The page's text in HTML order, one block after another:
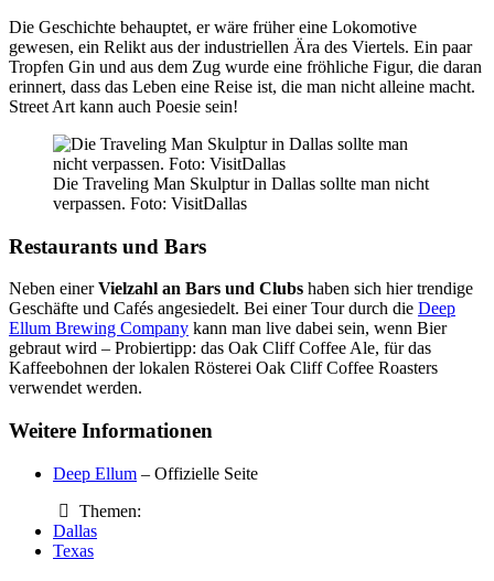
Die Geschichte behauptet, er wäre früher eine Lokomotive
gewesen, ein Relikt aus der industriellen Ära des Viertels. Ein paar
Tropfen Gin und aus dem Zug wurde eine fröhliche Figur, die daran
erinnert, dass das Leben eine Reise ist, die man nicht alleine macht.
Street Art kann auch Poesie sein!
Die Traveling Man Skulptur in Dallas sollte man nicht
verpassen. Foto: VisitDallas
Restaurants und Bars
Neben einerVielzahl an Bars und Clubs haben sich hier trendige
Geschäfte und Cafés angesiedelt. Bei einer Tour durch die Deep
Ellum Brewing Company kann man live dabei sein, wenn Bier
gebraut wird – Probiertipp: das Oak Cliff Coffee Ale, für das
Kaffeebohnen der lokalen Rösterei Oak Cliff Coffee Roasters
verwendet werden.
Weitere Informationen
Deep Ellum – Offizielle Seite
Themen:
Dallas
Texas